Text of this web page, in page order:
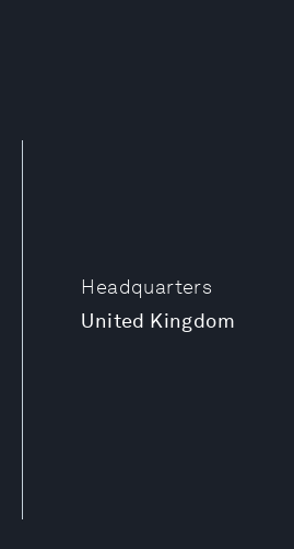
Headquarters
United Kingdom